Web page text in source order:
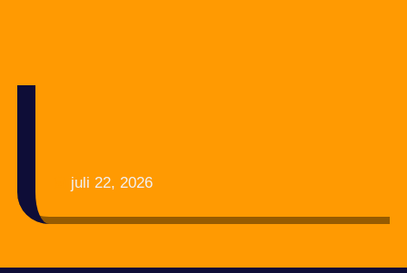
juli 22, 2026